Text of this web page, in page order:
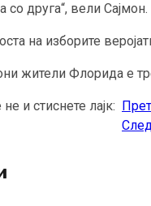
со друга“, вели Сајмон.
на изборите
жители Флорида е
и стиснете лајк: